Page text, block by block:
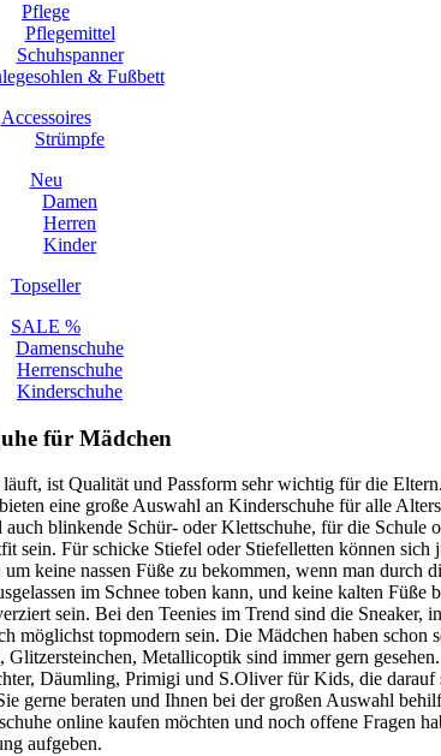
Pflege
Pflegemittel
Schuhspanner
& Fußbett
Accessoires
Strümpfe
Neu
Damen
Herren
Kinder
Topseller
SALE %
Damenschuhe
Herrenschuhe
Kinderschuhe
für Mädchen
ist Qualität und Passform sehr wichtig für die
eine große Auswahl an Kinderschuhe für alle
blinkende Schür- oder Klettschuhe, für die Schule
Für schicke Stiefel oder Stiefelletten können sich
keine nassen Füße zu bekommen, wenn man durch
im Schnee toben kann, und keine kalten Füße
sein. Bei den Teenies im Trend sind die Sneaker,
topmodern sein. Die Mädchen haben schon
Metallicoptik sind immer gern
Däumling, Primigi und S.Oliver für Kids, die darauf
gerne beraten und Ihnen bei der großen Auswahl
online kaufen möchten und noch offene Fragen
aufgeben.